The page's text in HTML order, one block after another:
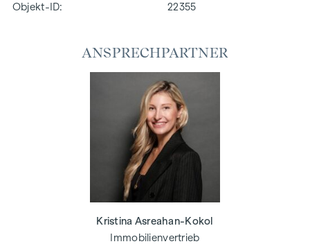
Objekt-ID: 22355
ANSPRECHPARTNER
Kristina Asreahan-Kokol
Immobilienvertrieb